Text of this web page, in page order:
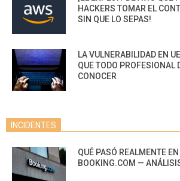
HACKERS TOMAR EL
SIN QUE LO SEPAS!
LA VULNERABILIDAD EN
QUE TODO PROFESIONAL
CONOCER
INCIDENTES
QUÉ PASÓ REALMENTE
BOOKING.COM —